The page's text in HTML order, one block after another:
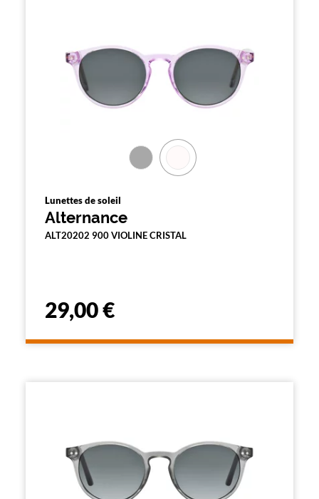
Lunettes de soleil
Alternance
ALT20202 900 VIOLINE CRISTAL
29,00 €